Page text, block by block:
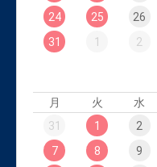
24
25 26
31
1 2
月 火 水
31
1 2
7
8 9